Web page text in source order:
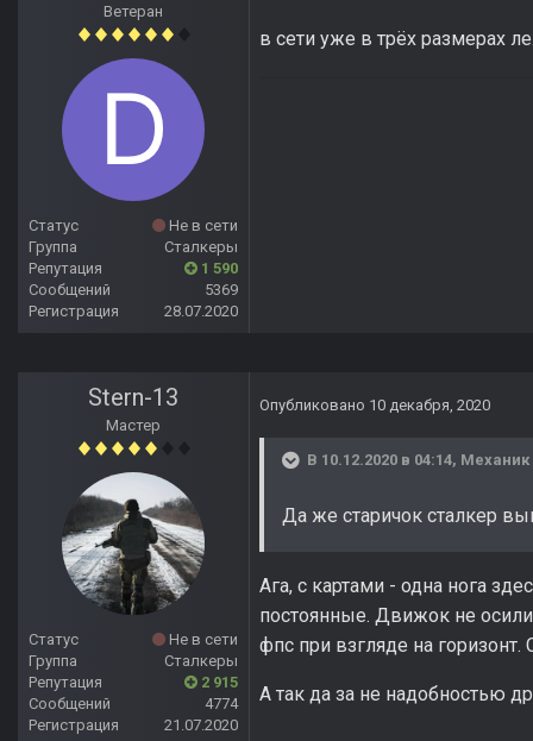
Ветеран
Статус
Не в сети
Группа
Сталкеры
Репутация
1 590
Сообщений
5369
Регистрация
28.07.2020
в сети уже в трёх размерах
Stern-13
Мастер
Статус
Не в сети
Группа
Сталкеры
Репутация
2 915
Сообщений
4774
Регистрация
21.07.2020
Опубликовано 10 декабря, 2020
В 10.12.2020 в 04:14, Механик
Да же старичок сталкер
Ага, с картами - одна нога
постоянные. Движок не
фпс при взгляде на
А так да за не надобностью